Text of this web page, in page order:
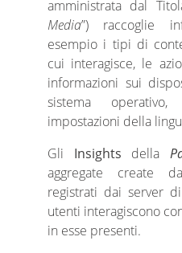
amministrata dal
Media”) raccoglie
esempio i tipi di
cui interagisce, le
informazioni sui
sistema
impostazioni della
Gli Insights della
aggregate create
registrati dai server
utenti interagiscono
in esse presenti.